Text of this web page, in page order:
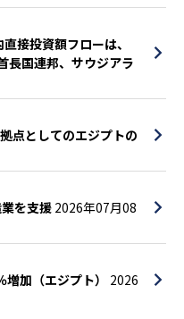
接投資額フローは、
長国連邦、サウジアラ
点としてのエジプトの
を支援2026年07月08
加（エジプト） 2026